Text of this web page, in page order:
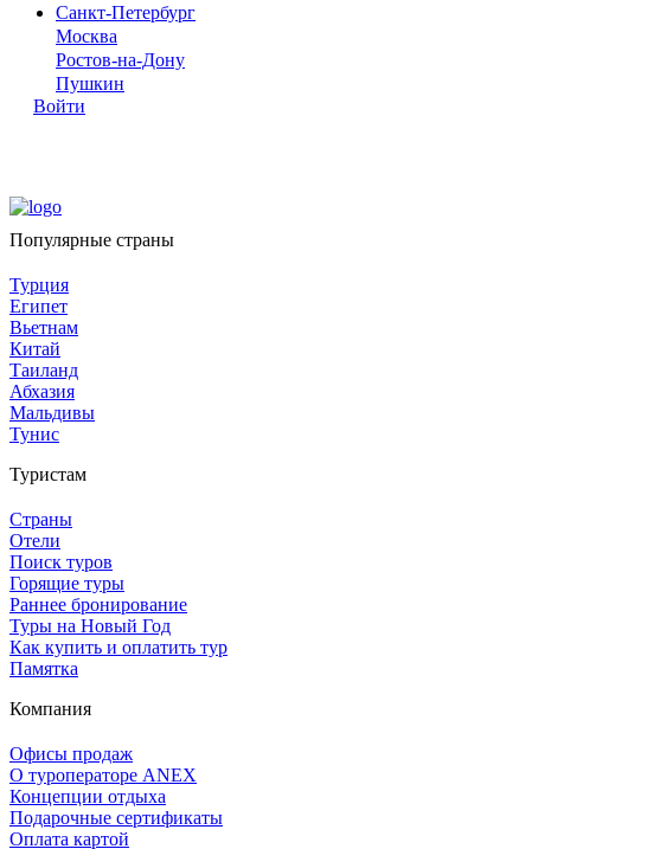
Санкт-Петербург
Москва
Ростов-на-Дону
Пушкин
Войти
Популярные страны
Турция
Египет
Вьетнам
Китай
Таиланд
Абхазия
Мальдивы
Тунис
Туристам
Страны
Отели
Поиск туров
Горящие туры
Раннее бронирование
Туры на Новый Год
Как купить и оплатить тур
Памятка
Компания
Офисы продаж
О туроператоре ANEX
Концепции отдыха
Подарочные сертификаты
Оплата картой